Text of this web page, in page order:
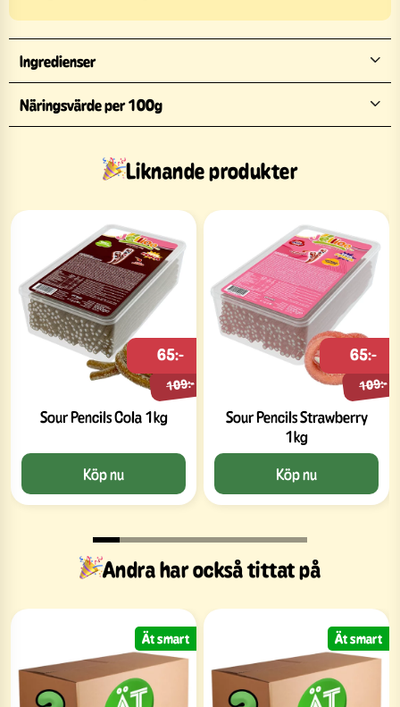
Ingredienser
Näringsvärde per 100g
Liknande produkter
Sour Pencils Cola 1kg
109:-
65:-
Köp nu
Sour Pencils Strawberry
1kg
109:-
65:-
Köp nu
Andra har också tittat på
Ät smart Ät smart